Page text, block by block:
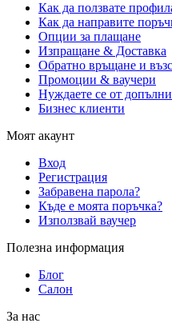
Как да ползвате
Как да направите
Опции за плащане
Изпращане & Доставка
Обратно връщане и
Промоции & ваучери
Нуждаете се от
Бизнес клиенти
Моят акаунт
Вход
Регистрация
Забравена парола?
Къде е моята поръчка?
Използвай ваучер
Полезна информация
Блог
Салон
За нас